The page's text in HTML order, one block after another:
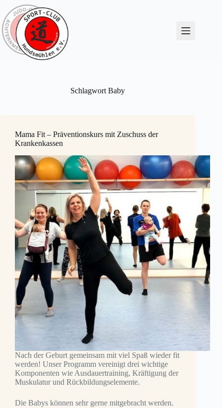
Inhalt
springen
Schlagwort Baby
Mama Fit – Präventionskurs mit Zuschuss der
Krankenkassen
Nach der Geburt gemeinsam mit viel Spaß wieder fit
werden! Unser Programm vereinigt drei wichtige
Komponenten wie Ausdauertraining, Kräftigung der
Muskulatur und Rückbildungselemente.
Die Babys können sehr gerne mitgebracht werden.